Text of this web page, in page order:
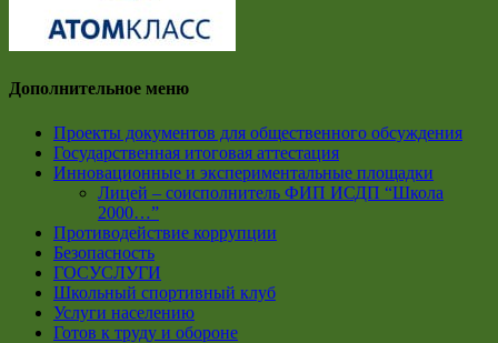
Дополнительное меню
Проекты документов для общественного обсуждения
Государственная итоговая аттестация
Инновационные и экспериментальные площадки
Лицей – соисполнитель ФИП ИСДП “Школа
2000…”
Противодействие коррупции
Безопасность
ГОСУСЛУГИ
Школьный спортивный клуб
Услуги населению
Готов к труду и обороне